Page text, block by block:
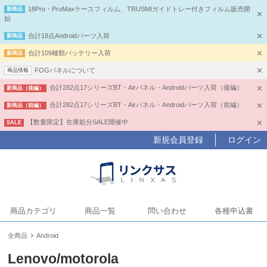
新商品
18Pro・ProMaxケースフィルム、TRUSMIガイドトレー付きフィルム販売開
始
新商品 合計18点Androidパーツ入荷
新商品 合計109種類バッテリー入荷
商品情報 FOGパネルについて
新商品（後編） 合計282点17シリーズBT・Airパネル・Androidパーツ入荷（後編）
新商品（前編） 合計282点17シリーズBT・Airパネル・Androidパーツ入荷（前編）
SALE 【数量限定】在庫処分SALE開催中
新規会員登録 ログイン
商品カテゴリ 商品一覧 問い合わせ 各種申込書
全商品 Android
Lenovo/motorola